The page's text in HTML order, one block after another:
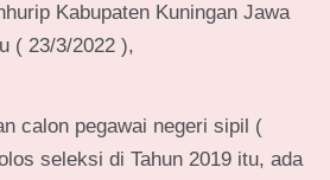
Kabupaten Kuningan Jawa
( 23/3/2022 ),
calon pegawai negeri sipil (
seleksi di Tahun 2019 itu, ada